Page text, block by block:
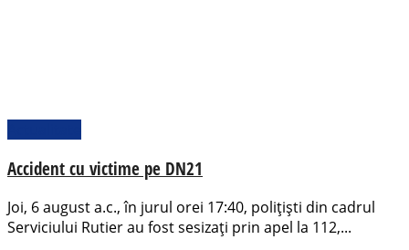
Accident cu victime pe DN21
Joi, 6 august a.c., în jurul orei 17:40, polițiști din cadrul
Serviciului Rutier au fost sesizați prin apel la 112,...